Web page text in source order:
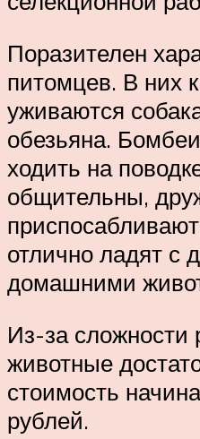
Поразителен
питомцев. В них
уживаются
обезьяна.
ходить на
общительны,
отлично ладят с
домашними
Из-за сложности
животные
стоимость
рублей.